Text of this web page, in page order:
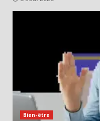
Bien-être